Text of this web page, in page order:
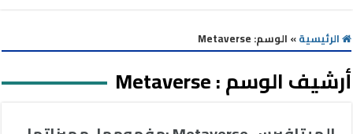
الرئيسية» الوسم: Metaverse
أرشيف الوسم :Metaverse